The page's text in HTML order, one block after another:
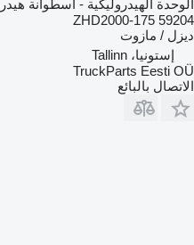
الوحدة الهيدروليكية - أسطوانة
ZHD2000-175 59204
ديزل / مازوت
إستونيا، Tallinn
TruckParts Eesti OÜ
الاتصال بالبائع